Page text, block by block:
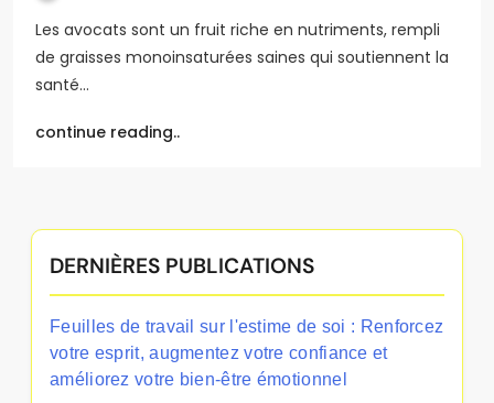
Les avocats sont un fruit riche en nutriments, rempli
de graisses monoinsaturées saines qui soutiennent la
santé…
continue reading..
DERNIÈRES PUBLICATIONS
Feuilles de travail sur l'estime de soi : Renforcez
votre esprit, augmentez votre confiance et
améliorez votre bien-être émotionnel